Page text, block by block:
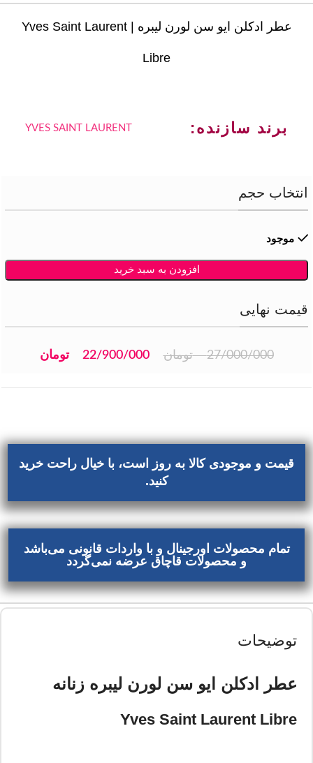
عطر ادکلن ایو سن لورن لیبره | Yves Saint Laurent
Libre
برند سازنده: YVES SAINT LAURENT
انتخاب حجم
موجود
افزودن به سبد خرید
قیمت نهایی
27/000/000 تومان 22/900/000 تومان
قیمت و موجودی کالا به روز است، با خیال راحت خرید
کنید.
تمام محصولات اورجینال و با واردات قانونی می‌باشد
و محصولات قاچاق عرضه نمی‌گردد
توضیحات
عطر ادکلن ایو سن لورن لیبره زنانه
Yves Saint Laurent Libre